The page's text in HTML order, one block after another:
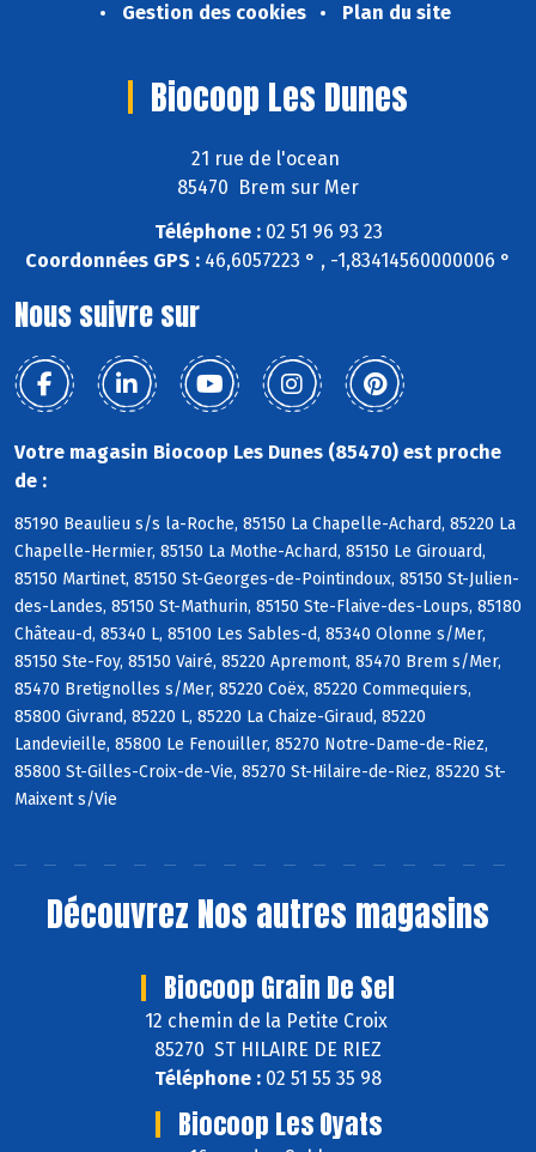
Gestion des cookies
Plan du site
Biocoop Les Dunes
21 rue de l'ocean
85470 Brem sur Mer
Téléphone :02 51 96 93 23
Coordonnées GPS : 46,6057223 ° , -1,83414560000006 °
Nous suivre sur
Votre magasin Biocoop Les Dunes (85470) est proche
de :
85190 Beaulieu s/s la-Roche, 85150 La Chapelle-Achard, 85220 La
Chapelle-Hermier, 85150 La Mothe-Achard, 85150 Le Girouard,
85150 Martinet, 85150 St-Georges-de-Pointindoux, 85150 St-Julien-
des-Landes, 85150 St-Mathurin, 85150 Ste-Flaive-des-Loups, 85180
Château-d, 85340 L, 85100 Les Sables-d, 85340 Olonne s/Mer,
85150 Ste-Foy, 85150 Vairé, 85220 Apremont, 85470 Brem s/Mer,
85470 Bretignolles s/Mer, 85220 Coëx, 85220 Commequiers,
85800 Givrand, 85220 L, 85220 La Chaize-Giraud, 85220
Landevieille, 85800 Le Fenouiller, 85270 Notre-Dame-de-Riez,
85800 St-Gilles-Croix-de-Vie, 85270 St-Hilaire-de-Riez, 85220 St-
Maixent s/Vie
Découvrez Nos autres magasins
Biocoop Grain De Sel
12 chemin de la Petite Croix
85270 ST HILAIRE DE RIEZ
Téléphone : 02 51 55 35 98
Biocoop Les Oyats